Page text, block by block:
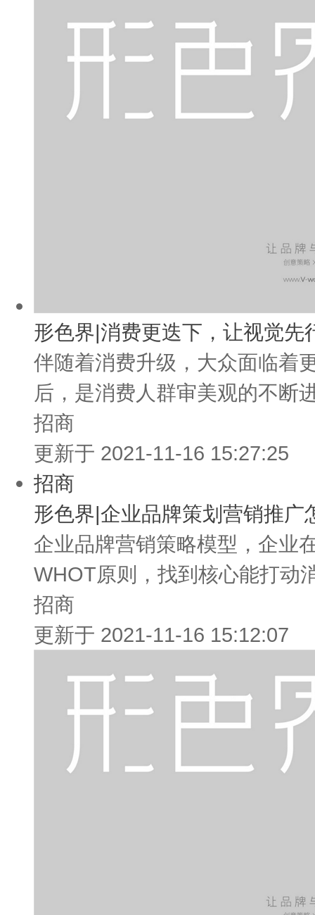
形色界|消费更迭下，让视觉先
伴随着消费升级，大众面临着
后，是消费人群审美观的不断
招商
更新于 2021-11-16 15:27:25
招商
形色界|企业品牌策划营销推
企业品牌营销策略模型，企业
WHOT原则，找到核心能打动
招商
更新于 2021-11-16 15:12:07